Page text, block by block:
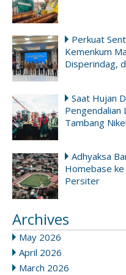
Perkuat
Kemenkum
Disperindag,
Saat Hujan
Pengendalian
Tambang Nikel
Adhyaksa
Homebase
Persiter
Archives
May 2026
April 2026
March 2026